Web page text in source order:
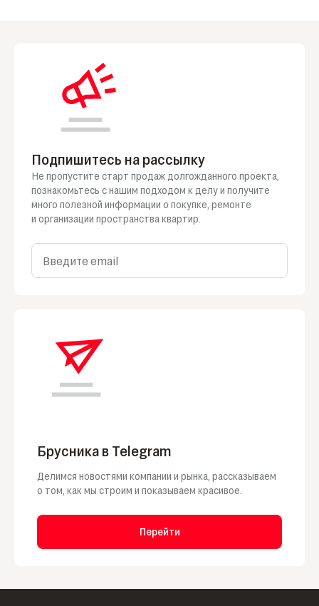
Подпишитесь на рассылку
Не пропустите старт продаж долгожданного проекта,
познакомьтесь с нашим подходом к делуи получите
много полезной информации о покупке , ремонте
и организации пространства квартир.
Введите email
Брусника в Telegram
Делимся новостями компании и рынка, рассказываем
о том, как мы строим и показываем красивое.
Перейти